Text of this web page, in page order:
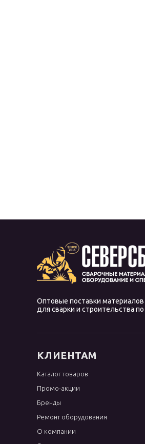
Оптовые поставки
для сварки и строительства
КЛИЕНТАМ
Каталог товаров
Промо-акции
Бренды
Ремонт оборудования
О компании